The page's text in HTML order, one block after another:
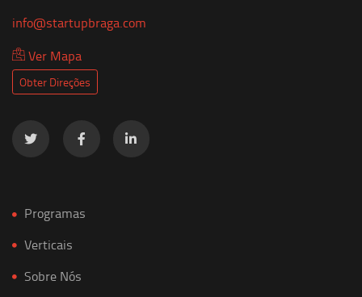
info@startupbraga.com
Ver Mapa
Obter Direções
Programas
Verticais
Sobre Nós